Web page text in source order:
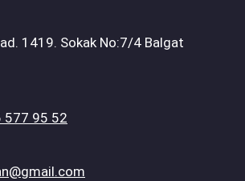
1419. Sokak No:7/4 Balgat
577 95 52